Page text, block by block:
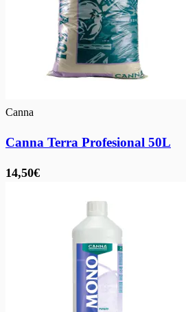
Canna
Canna Terra Profesional 50L
14,50€